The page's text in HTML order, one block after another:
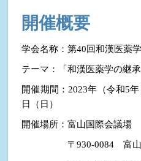
開催概要
学会名称：第40回和漢医薬
テーマ：「和漢医薬学の継承
開催期間：2023年（令和5
日（日）
開催場所：富山国際会議場
〒930-0084　富